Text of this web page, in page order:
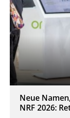
Neue
NRF 2026: